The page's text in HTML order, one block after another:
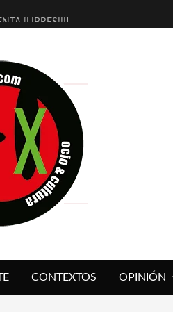
[LIBRES!!!]
ZAMORA
TEATRAL CLAUDIO TOLCACHIR
DEL TOMATAZO
3.0] EN EXVITA
[RELATIVA SENCILLEZ]
A SERRAT
CONTEXTOS OPINIÓN